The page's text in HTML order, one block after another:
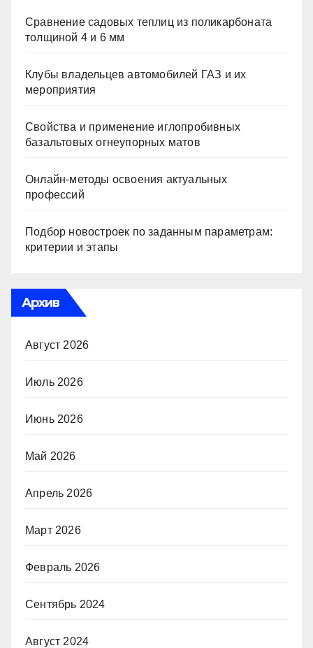
Сравнение садовых теплиц из поликарбоната
толщиной 4 и 6 мм
Клубы владельцев автомобилей ГАЗ и их
мероприятия
Свойства и применение иглопробивных
базальтовых огнеупорных матов
Онлайн-методы освоения актуальных
профессий
Подбор новостроек по заданным параметрам:
критерии и этапы
Архив
Август 2026
Июль 2026
Июнь 2026
Май 2026
Апрель 2026
Март 2026
Февраль 2026
Сентябрь 2024
Август 2024